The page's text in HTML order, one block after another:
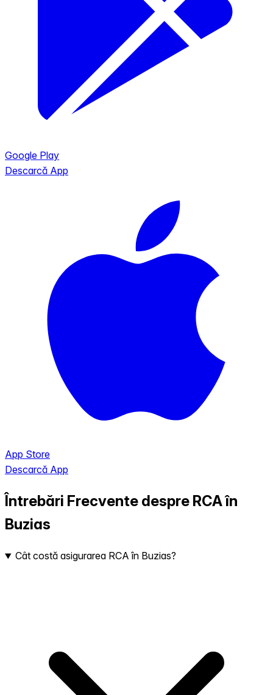
Google Play
Descarcă App
App Store
Descarcă App
Întrebări Frecvente despre RCA în
Buzias
Cât costă asigurarea RCA în Buzias?